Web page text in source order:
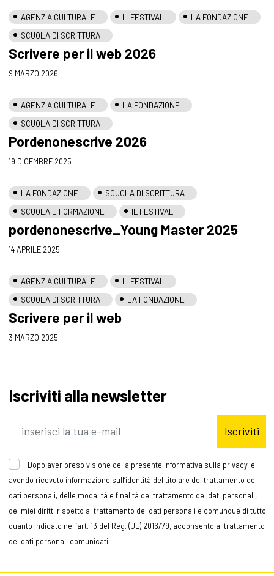
AGENZIA CULTURALE IL FESTIVAL
LA FONDAZIONE
SCUOLA DI SCRITTURA
Scrivere per il web 2026
9 MARZO 2026
AGENZIA CULTURALE
LA FONDAZIONE
SCUOLA DI SCRITTURA
Pordenonescrive 2026
19 DICEMBRE 2025
LA FONDAZIONE
SCUOLA DI SCRITTURA
SCUOLA E FORMAZIONE
IL FESTIVAL
pordenonescrive_Young Master 2025
14 APRILE 2025
AGENZIA CULTURALE
IL FESTIVAL
SCUOLA DI SCRITTURA
LA FONDAZIONE
Scrivere per il web
3 MARZO 2025
Iscriviti alla newsletter
Iscriviti
Dopo aver preso visione della presente informativa sulla privacy, e
avendo ricevuto informazione sull’identità del titolare del trattamento dei
dati personali, delle modalità e finalità del trattamento dei dati personali,
dei miei diritti rispetto al trattamento dei dati personali e comunque di tutto
quanto indicato nell’art. 13 del Reg. (UE) 2016/79, acconsento al trattamento
dei dati personali comunicati